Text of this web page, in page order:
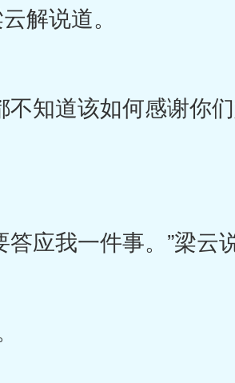
解说道。
道该如何感谢你们
我一件事。”梁云说